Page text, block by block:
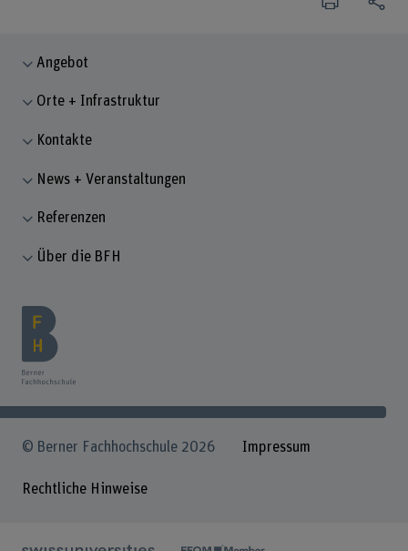
Angebot
Orte + Infrastruktur
Kontakte
News + Veranstaltungen
Referenzen
Über die BFH
© Berner Fachhochschule 2026 Impressum
Rechtliche Hinweise